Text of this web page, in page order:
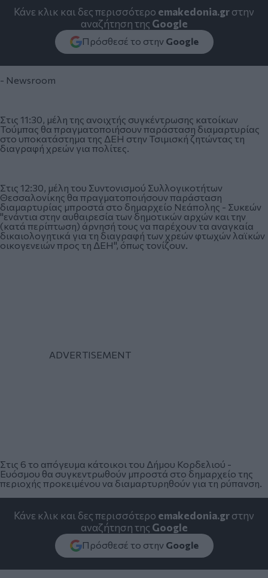
Κάνε κλικ και δες περισσότερο emakedonia.grστην
αναζήτηση της Google
Πρόσθεσέ το στην Google
- Newsroom
Στις 11:30, μέλη της ανοιχτής συγκέντρωσης κατοίκων
Τούμπας θα πραγματοποιήσουν παράσταση διαμαρτυρίας
στο υποκατάστημα της ΔΕΗ στην Τσιμισκή ζητώντας τη
διαγραφή χρεών για πολίτες.
Στις 12:30, μέλη του Συντονισμού Συλλογικοτήτων
Θεσσαλονίκης θα πραγματοποιήσουν παράσταση
διαμαρτυρίας μπροστά στο δημαρχείο Νεάπολης - Συκεών
"ενάντια στην αυθαιρεσία των δημοτικών αρχών και την
(κατά περίπτωση) άρνησή τους να παρέχουν τα αναγκαία
δικαιολογητικά για τη διαγραφή των χρεών φτωχών λαϊκών
οικογενειών προς τη ΔΕΗ", όπως τονίζουν.
Στις 6 το απόγευμα κάτοικοι του Δήμου Κορδελιού -
Ευόσμου θα συγκεντρωθούν μπροστά στο δημαρχείο της
περιοχής προκειμένου να διαμαρτυρηθούν για τη ρύπανση.
Κάνε κλικ και δες περισσότερο emakedonia.grστην
αναζήτηση της Google
Πρόσθεσέ το στην Google